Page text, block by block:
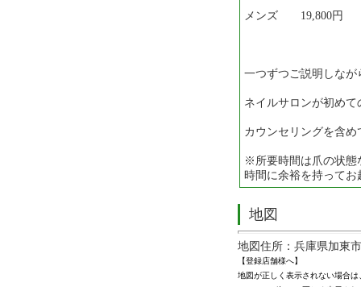
メンズ 19,800円
一つずつご説明しな
ネイルサロンが初め
カウンセリングを含
※所要時間は爪の状態
時間に余裕を持ってお
地図
地図住所：兵庫県加東
【登録店舗様へ】
地図が正しく表示されない場合